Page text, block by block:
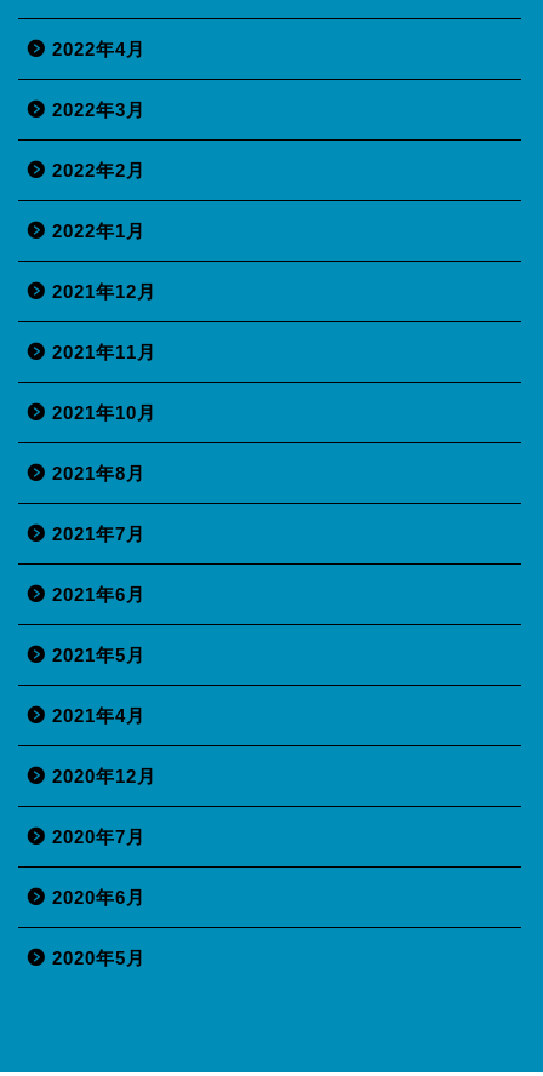
2022年4月
2022年3月
2022年2月
2022年1月
2021年12月
2021年11月
2021年10月
2021年8月
2021年7月
2021年6月
2021年5月
2021年4月
2020年12月
2020年7月
2020年6月
2020年5月